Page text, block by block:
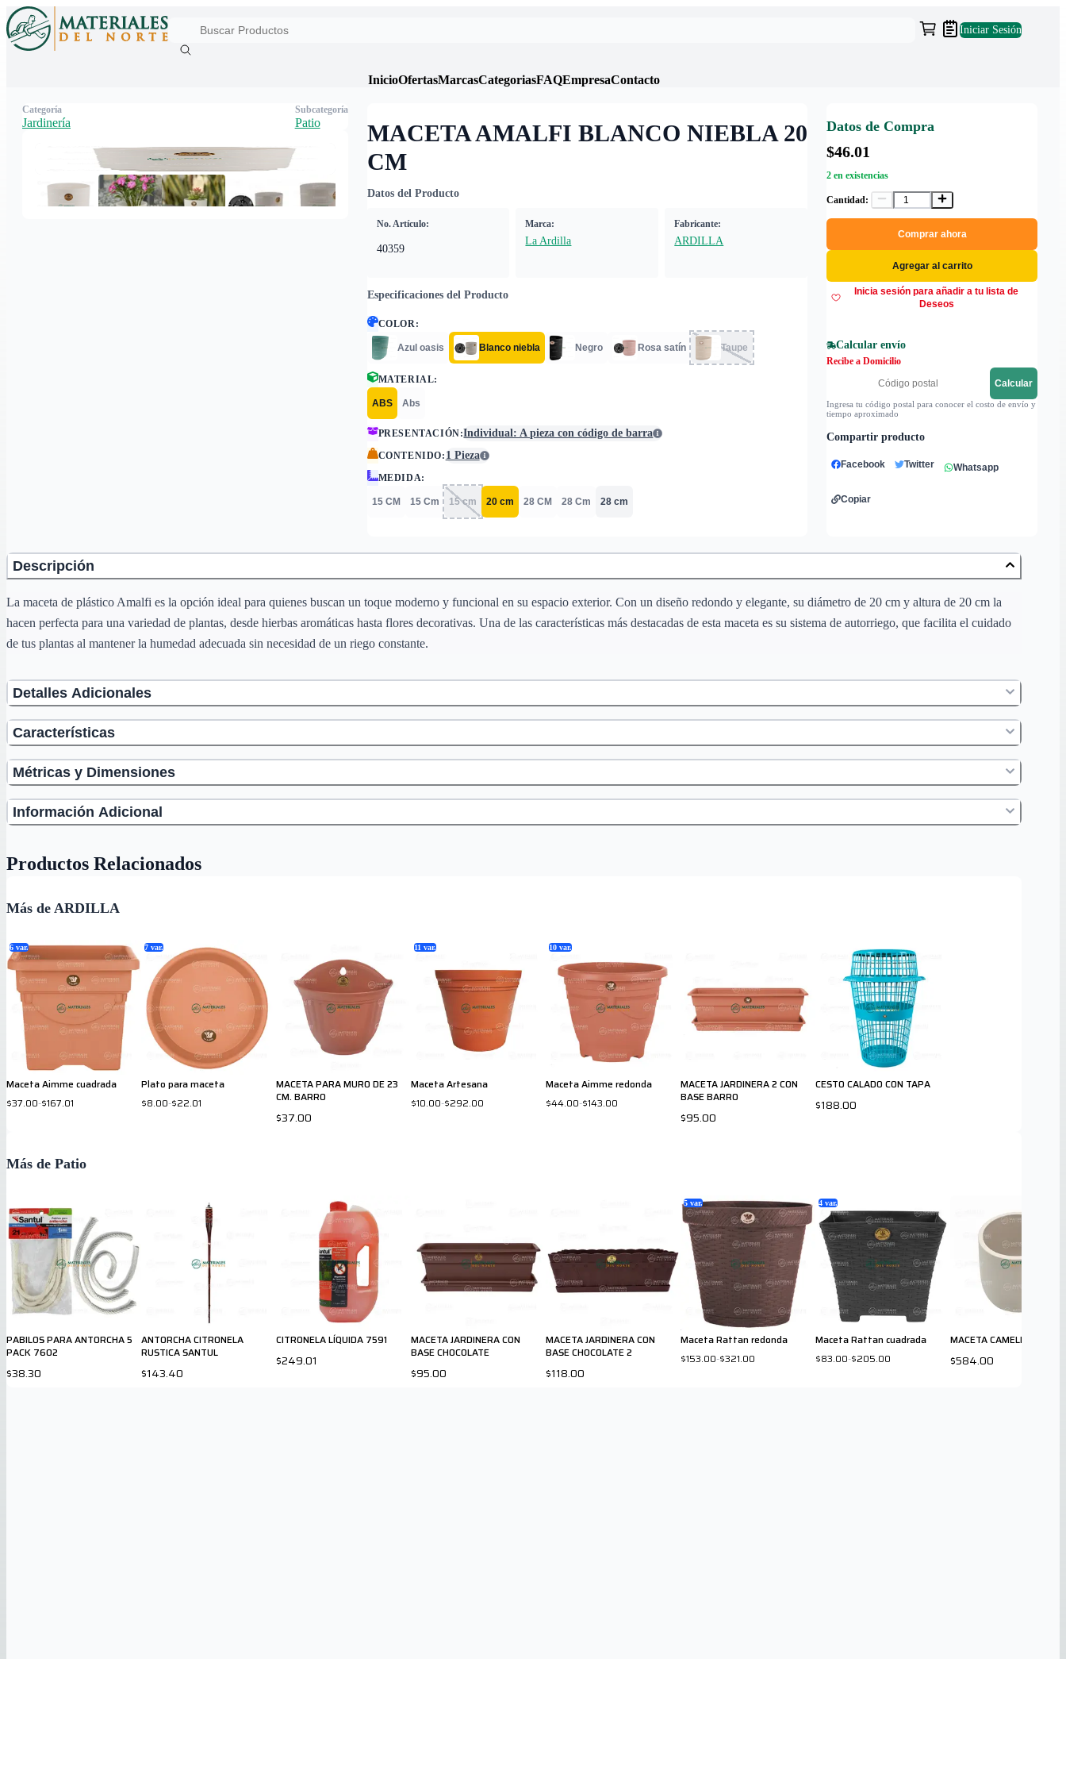
Iniciar Sesión
InicioOfertasMarcasCategoriasFAQEmpresaContacto
MACETA AMALFI BLANCO NIEBLA 20
CM
Datos del Producto
No. Artículo:
40359
Marca:
La Ardilla
Fabricante:
ARDILLA
Especificaciones del Producto
COLOR:
Azul oasis Blanco niebla Negro Rosa satín Taupe
MATERIAL:
ABS Abs
PRESENTACIÓN:Individual: A pieza con código de barra
CONTENIDO: 1 Pieza
MEDIDA:
15 CM 15 Cm 15 cm 20 cm 28 CM 28 Cm 28 cm
Datos de Compra
$46.01
2 en existencias
Cantidad:
Comprar ahora
Agregar al carrito
Inicia sesión para añadir a tu lista de
Deseos
Calcular envío
Recibe a Domicilio
Calcular
Ingresa tu código postal para conocer el costo de envío y
tiempo aproximado
Compartir producto
Facebook Twitter Whatsapp
Copiar
Categoría
Jardinería
Subcategoría
Patio
Descripción
La maceta de plástico Amalfi es la opción ideal para quienes buscan un toque moderno y funcional en su espacio exterior. Con un diseño redondo y elegante, su diámetro de 20 cm y altura de 20 cm la
hacen perfecta para una variedad de plantas, desde hierbas aromáticas hasta flores decorativas. Una de las características más destacadas de esta maceta es su sistema de autorriego, que facilita el cuidado
de tus plantas al mantener la humedad adecuada sin necesidad de un riego constante.
Detalles Adicionales
Características
Métricas y Dimensiones
Información Adicional
Productos Relacionados
Más de ARDILLA
6 var.
Maceta Aimme cuadrada
$37.00-$167.01
7 var.
Plato para maceta
$8.00-$22.01
MACETA PARA MURO DE 23
CM. BARRO
$37.00
11 var.
Maceta Artesana
$10.00-$292.00
10 var.
Maceta Aimme redonda
$44.00-$143.00
MACETA JARDINERA 2 CON
BASE BARRO
$95.00
CESTO CALADO CON TAPA
$188.00
Más de Patio
PABILOS PARA ANTORCHA 5
PACK 7602
$38.30
ANTORCHA CITRONELA
RUSTICA SANTUL
$143.40
CITRONELA LÍQUIDA 7591
$249.01
MACETA JARDINERA CON
BASE CHOCOLATE
$95.00
MACETA JARDINERA CON
BASE CHOCOLATE 2
$118.00
5 var.
Maceta Rattan redonda
$153.00-$321.00
4 var.
Maceta Rattan cuadrada
$83.00-$205.00
MACETA CAMELIA 40
$584.00